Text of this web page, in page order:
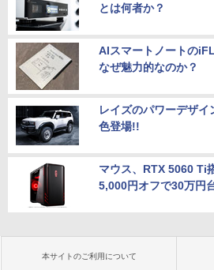
とは何者か？
AIスマートノートの
なぜ魅力的なのか？
レイズのパワーデザ
色登場!!
マウス、RTX 5060 Ti
5,000円オフで30万円
本サイトのご利用について